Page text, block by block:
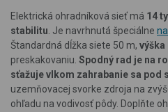
Elektrická ohradníková sieť má 14
stabilitu . Je navrhnutá špeciálne
Štandardná dĺžka siete 50 m, výška
preskakovaniu. Spodný rad je na
sťažuje vlkom zahrabanie sa pod
uzemňovacej svorke zdroja na
ohľadu na vodivosť pôdy. Doplňte